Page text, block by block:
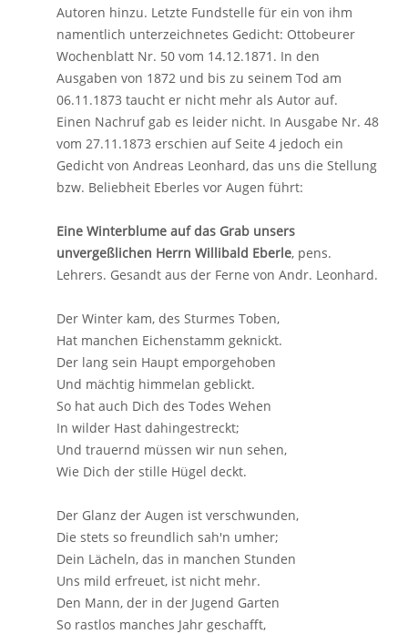
Autoren hinzu. Letzte Fundstelle für ein von ihm
namentlich unterzeichnetes Gedicht: Ottobeurer
Wochenblatt Nr. 50 vom 14.12.1871. In den
Ausgaben von 1872 und bis zu seinem Tod am
06.11.1873 taucht er nicht mehr als Autor auf.
Einen Nachruf gab es leider nicht. In Ausgabe Nr. 48
vom 27.11.1873 erschien auf Seite 4 jedoch ein
Gedicht von Andreas Leonhard, das uns die Stellung
bzw. Beliebheit Eberles vor Augen führt:
Eine Winterblume auf das Grab unsers
unvergeßlichen Herrn Willibald Eberle, pens.
Lehrers. Gesandt aus der Ferne von Andr. Leonhard.
Der Winter kam, des Sturmes Toben,
Hat manchen Eichenstamm geknickt.
Der lang sein Haupt emporgehoben
Und mächtig himmelan geblickt.
So hat auch Dich des Todes Wehen
In wilder Hast dahingestreckt;
Und trauernd müssen wir nun sehen,
Wie Dich der stille Hügel deckt.
Der Glanz der Augen ist verschwunden,
Die stets so freundlich sah'n umher;
Dein Lächeln, das in manchen Stunden
Uns mild erfreuet, ist nicht mehr.
Den Mann, der in der Jugend Garten
So rastlos manches Jahr geschafft,